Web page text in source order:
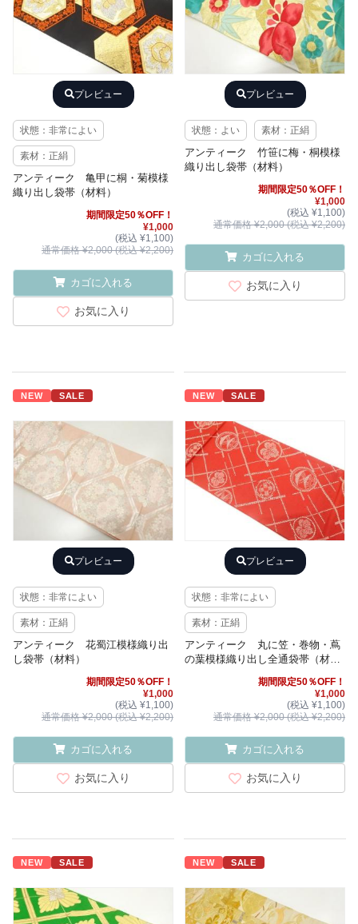
プレビュー
状態：非常によい
素材：正絹
アンティーク 亀甲に桐・菊模様
織り出し袋帯（材料）
期間限定50％OFF！
¥1,000
(税込 ¥1,100)
通常価格 ¥2,000 (税込 ¥2,200)
カゴに入れる
お気に入り
プレビュー
状態：よい 素材：正絹
アンティーク 竹笹に梅・桐模様
織り出し袋帯（材料）
期間限定50％OFF！
¥1,000
(税込 ¥1,100)
通常価格 ¥2,000 (税込 ¥2,200)
カゴに入れる
お気に入り
NEW SALE
プレビュー
状態：非常によい
素材：正絹
アンティーク 花蜀江模様織り出
し袋帯（材料）
期間限定50％OFF！
¥1,000
(税込 ¥1,100)
通常価格 ¥2,000 (税込 ¥2,200)
カゴに入れる
お気に入り
NEW SALE
プレビュー
状態：非常によい
素材：正絹
アンティーク 丸に笠・巻物・蔦
の葉模様織り出し全通袋帯（材
期間限定50％OFF！
¥1,000
(税込 ¥1,100)
通常価格 ¥2,000 (税込 ¥2,200)
カゴに入れる
お気に入り
NEW SALE NEW SALE